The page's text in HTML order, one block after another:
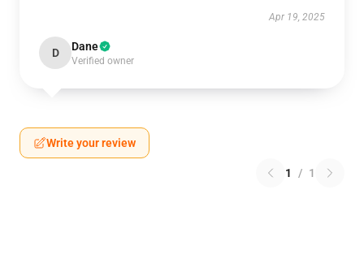
Apr 19, 2025
D Dane
Verified owner
Write your review
1 / 1